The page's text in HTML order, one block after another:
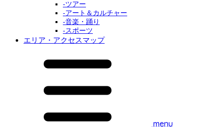
-ツアー
-アート＆カルチャー
-音楽・踊り
-スポーツ
エリア・アクセスマップ
menu